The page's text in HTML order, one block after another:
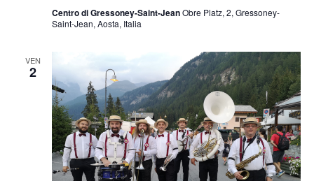
Centro di Gressoney-Saint-JeanObre Platz, 2, Gressoney-
Saint-Jean, Aosta, Italia
VEN
2